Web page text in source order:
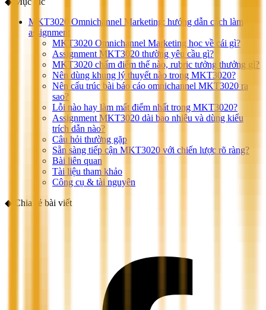
MKT3020 Omnichannel Marketing: hướng dẫn cách làm
assignment
MKT3020 Omnichannel Marketing học về cái gì?
Assignment MKT3020 thường yêu cầu gì?
MKT3020 chấm điểm thế nào, rubric tưởng thưởng gì?
Nên dùng khung lý thuyết nào trong MKT3020?
Nên cấu trúc bài báo cáo omnichannel MKT3020 ra
sao?
Lỗi nào hay làm mất điểm nhất trong MKT3020?
Assignment MKT3020 dài bao nhiêu và dùng kiểu
trích dẫn nào?
Câu hỏi thường gặp
Sẵn sàng tiếp cận MKT3020 với chiến lược rõ ràng?
Bài liên quan
Tài liệu tham khảo
Công cụ & tài nguyên
◆ Chia sẻ bài viết